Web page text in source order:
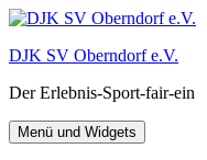
Zum
springen
DJK SV Oberndorf e.V.
Der Erlebnis-Sport-fair-ein
Menü und Widgets